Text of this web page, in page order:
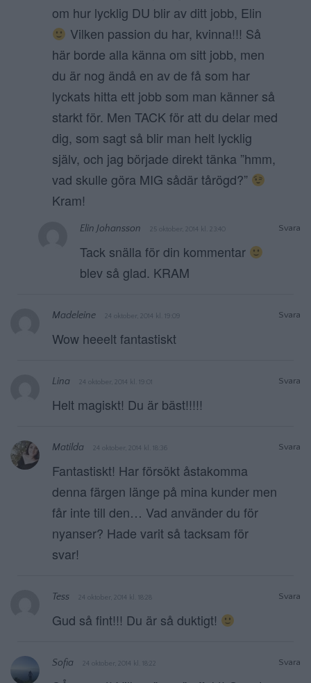
om hur lycklig DU blir av ditt jobb, Elin
Vilken passion du har, kvinna!!! Så
här borde alla känna om sitt jobb, men
du är nog ändå en av de få som har
lyckats hitta ett jobb som man känner så
starkt för. Men TACK för att du delar med
dig, som sagt så blir man helt lycklig
själv, och jag började direkt tänka ”hmm,
vad skulle göra MIG sådär tårögd?”
Kram!
Svara
Elin Johansson 25 oktober, 2014 kl. 23:40
Tack snälla för din kommentar
blev så glad. KRAM
Svara
Madeleine 24 oktober, 2014 kl. 19:09
Wow heeelt fantastiskt
Svara
Lina 24 oktober, 2014 kl. 19:01
Helt magiskt! Du är bäst!!!!!
Svara
Matilda 24 oktober, 2014 kl. 18:36
Fantastiskt! Har försökt åstakomma
denna färgen länge på mina kunder men
får inte till den… Vad använder du för
nyanser? Hade varit så tacksam för
svar!
Svara
Tess 24 oktober, 2014 kl. 18:28
Gud så fint!!! Du är så duktigt!
Svara
Sofia 24 oktober, 2014 kl. 18:22